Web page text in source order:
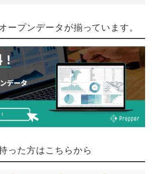
ープンデータが揃っています。
った方はこちらから